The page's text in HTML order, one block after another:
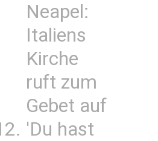
Neapel:
Italiens
Kirche
ruft zum
Gebet auf
'Du hast